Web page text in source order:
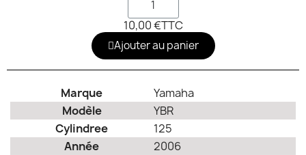
10,00 €TTC
Ajouter au panier
Marque
Yamaha
Modèle
YBR
Cylindree
125
Année
2006